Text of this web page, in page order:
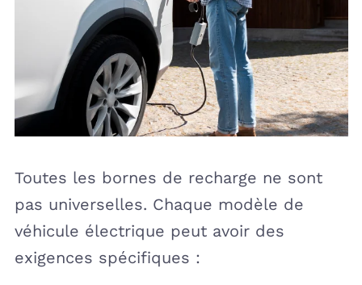
Toutes les bornes de recharge ne sont
pas universelles. Chaque modèle de
véhicule électrique peut avoir des
exigences spécifiques :